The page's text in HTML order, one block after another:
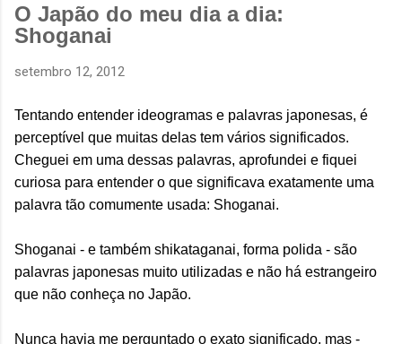
O Japão do meu dia a dia:
Shoganai
setembro 12, 2012
Tentando entender ideogramas e palavras japonesas, é
perceptível que muitas delas tem vários significados.
Cheguei em uma dessas palavras, aprofundei e fiquei
curiosa para entender o que significava exatamente uma
palavra tão comumente usada: Shoganai.
Shoganai - e também shikataganai, forma polida - são
palavras japonesas muito utilizadas e não há estrangeiro
que não conheça no Japão.
Nunca havia me perguntado o exato significado, mas -